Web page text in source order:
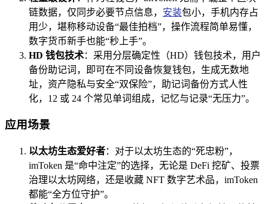
链数据，仅同步必要节点信息， 安装包小，手机内存占
用少，堪称移动设备“最佳拍档”，操作流程简单易懂，
数字货币新手也能“秒上手”。
HD 钱包技术：采用分层确定性（HD）钱包技术，用户
备份助记词，即可在不同设备恢复钱包，生成无数地
址，资产隐私与安全“双保险”，助记词备份方式人性
化，12 或 24 个常见单词组成，记忆与记录“无压力”。
应用场景
以太坊生态爱好者：对于以太坊生态的“死忠粉”，
imToken 是“命中注定”的选择，无论是 DeFi 挖矿、投票
治理以太坊网络，还是收藏 NFT 数字艺术品，imToken
都能“全方位守护”。